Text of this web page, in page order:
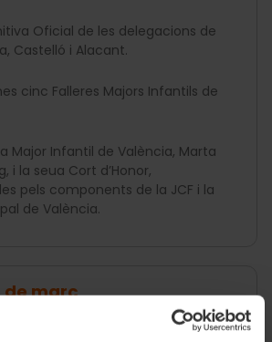
Oficial de les delegacions de
Castelló i Alacant.
cinc Falleres Majors Infantils de
Major Infantil de València, Marta
i la seua Cort d’Honor,
pels components de la JCF i la
de València.
de març